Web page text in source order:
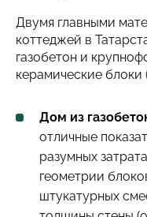
Двумя главными
коттеджей в
газобетон и
керамические блоки
Дом из
отличные
разумных
геометрии
штукатурных